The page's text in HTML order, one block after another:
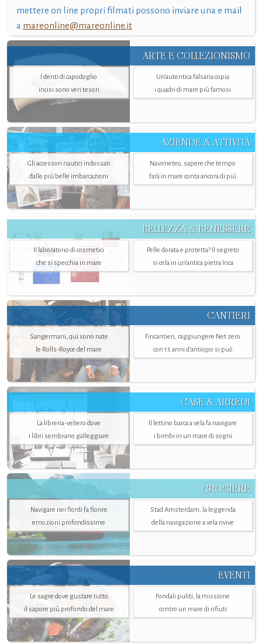
mettere on line propri filmati possono inviare una e mail
a mareonline@mareonline.it
ARTE E COLLEZIONISMO
I denti di capodoglio
incisi sono veri tesori
Un’autentica falsaria copia
i quadri di mare più famosi
AZIENDE & ATTIVITÀ
Gli accessori nautici indossati
dalle più belle imbarcazioni
Navimeteo, sapere che tempo
farà in mare conta ancora di più
BELLEZZA & BENESSERE
Il laboratorio di cosmetici
che si specchia in mare
Pelle dorata e protetta? Il segreto
si cela in un’antica pietra Inca
CANTIERI
Sangermani, qui sono nate
le Rolls-Royce del mare
Fincantieri, raggiungere Net zero
con 15 anni d'anticipo si può
CASE & ARREDI
La libreria-veliero dove
i libri sembrano galleggiare
Il lettino barca a vela fa navigare
i bimbi in un mare di sogni
CROCIERE
Navigare nei fiordi fa fiorire
emozioni profondissime
Stad Amsterdam, la leggenda
della navigazione a vela rivive
EVENTI
Le sagre dove gustare tutto
il sapore più profondo del mare
Fondali puliti, la missione
contro un mare di rifiuti